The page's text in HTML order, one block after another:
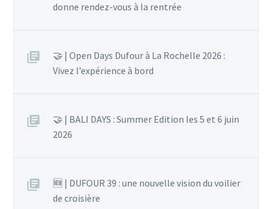
donne rendez-vous à la rentrée
🤝 | Open Days Dufour à La Rochelle 2026 :
Vivez l’expérience à bord
🤝 | BALI DAYS : Summer Edition les 5 et 6 juin
2026
🆕 | DUFOUR 39 : une nouvelle vision du voilier
de croisière